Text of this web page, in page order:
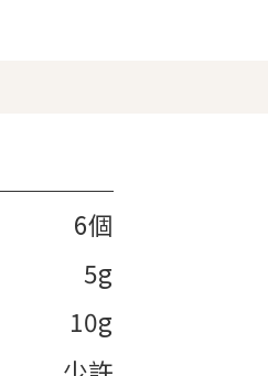
6個
5g
10g